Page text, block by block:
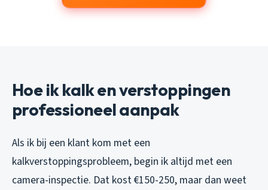
Hoe ik kalk en verstoppingen
professioneel aanpak
Als ik bij een klant kom met een
kalkverstoppingsprobleem, begin ik altijd met een
camera-inspectie. Dat kost €150-250, maar dan weet